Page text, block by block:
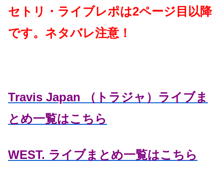
セトリ・ライブレポは2ページ目以降
です。ネタバレ注意！
Travis Japan （トラジャ）ライブま
とめ一覧はこちら
WEST. ライブまとめ一覧はこちら